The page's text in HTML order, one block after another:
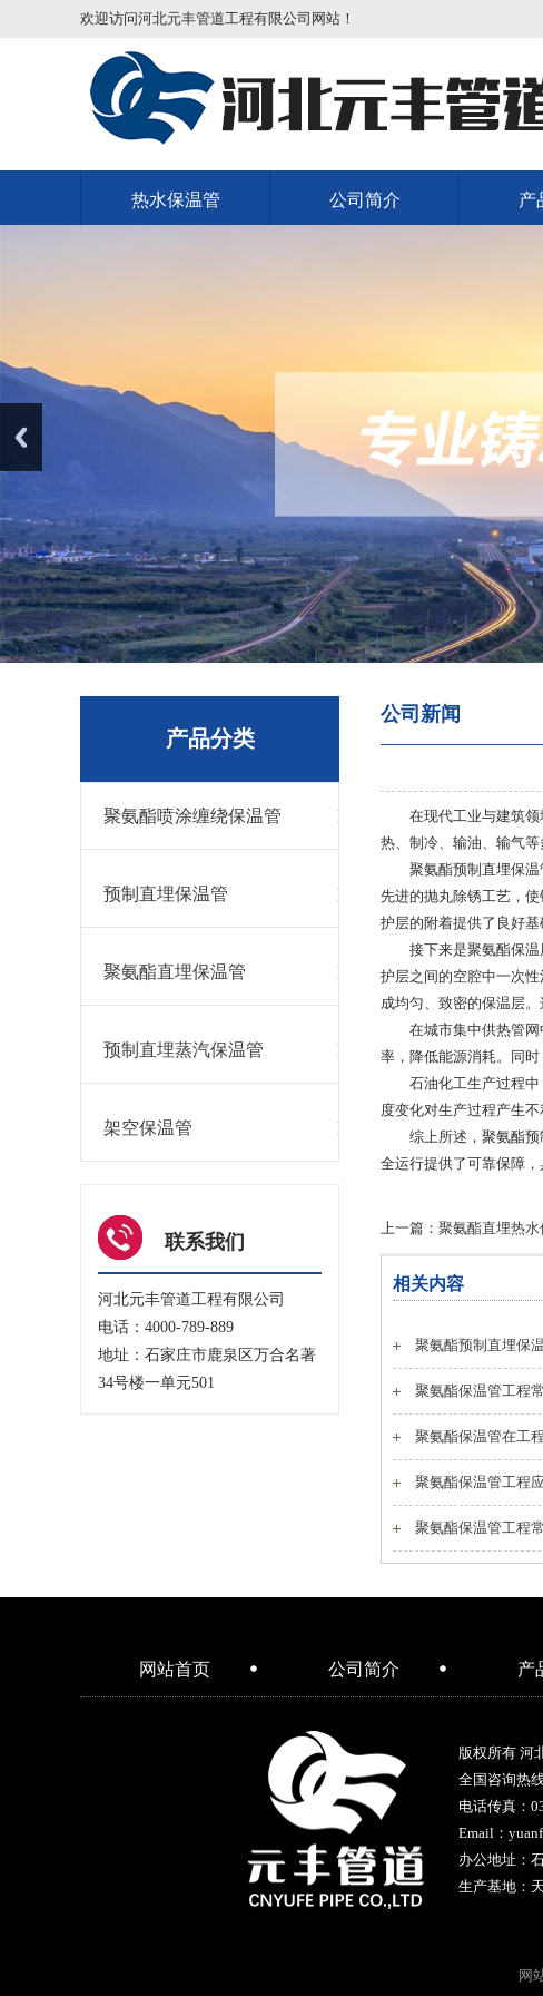
欢迎访问河北元丰管道工程有限公司网站！
热水保温管 公司简介 产
公司新闻
在现代工业与建筑
热、制冷、输油、输气等
聚氨酯预制直埋保
先进的抛丸除锈工艺，使
护层的附着提供了良好基
接下来是聚氨酯保
护层之间的空腔中一次
成均匀、致密的保温层
在城市集中供热管
率，降低能源消耗。同
石油化工生产过程
度变化对生产过程产生
综上所述，聚氨酯
全运行提供了可靠保障，
上一篇： 聚氨酯直埋热
相关内容
聚氨酯预制直埋保
聚氨酯保温管工程
聚氨酯保温管在工
聚氨酯保温管工程
聚氨酯保温管工程
产品分类
聚氨酯喷涂缠绕保温管
预制直埋保温管
聚氨酯直埋保温管
预制直埋蒸汽保温管
架空保温管
联系我们
河北元丰管道工程有限公司
电话：4000-789-889
地址：石家庄市鹿泉区万合名著
34号楼一单元501
网站首页 公司简介 产
版权所有 河
全国咨询热
电话传真：
Email：
办公地址：
生产基地：
网